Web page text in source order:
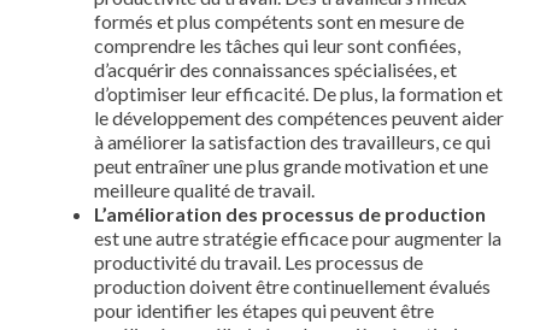
formés et plus compétents sont en mesure de
comprendre les tâches qui leur sont confiées,
d’acquérir des connaissances spécialisées, et
d’optimiser leur efficacité. De plus, la formation et
le développement des compétences peuvent aider
à améliorer la satisfaction des travailleurs, ce qui
peut entraîner une plus grande motivation et une
meilleure qualité de travail.
L’amélioration des processus de production
est une autre stratégie efficace pour augmenter la
productivité du travail. Les processus de
production doivent être continuellement évalués
pour identifier les étapes qui peuvent être